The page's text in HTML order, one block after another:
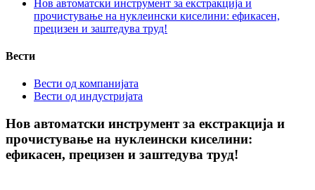
Нов автоматски инструмент за екстракција и
прочистување на нуклеински киселини: ефикасен,
прецизен и заштедува труд!
Вести
Вести од компанијата
Вести од индустријата
Нов автоматски инструмент за екстракција и
прочистување на нуклеински киселини:
ефикасен, прецизен и заштедува труд!